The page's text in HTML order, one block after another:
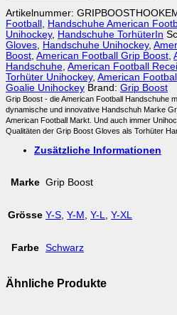
Boost
Hook
'Em
Receiver
Handschuh
Menge
Artikelnummer:
Football Handschuhe American
Unihockey, Handschuhe TorhüterIn
Gloves Handschuhe Unihockey,
Boost American Football Grip Boost
Handschuhe American Football
Torhüter Unihockey, American
Goalie Unihockey Brand: Grip Boost
Grip Boost - die American Football Handschuhe
dynamische und innovative Handschuh Marke
American Football Markt. Und auch immer
Qualitäten der Grip Boost Gloves als Torhüter
Zusätzliche Informationen
Marke Grip Boost
Grösse Y-S, Y-M , Y-L, Y-XL
Farbe Schwarz
Ähnliche Produkte